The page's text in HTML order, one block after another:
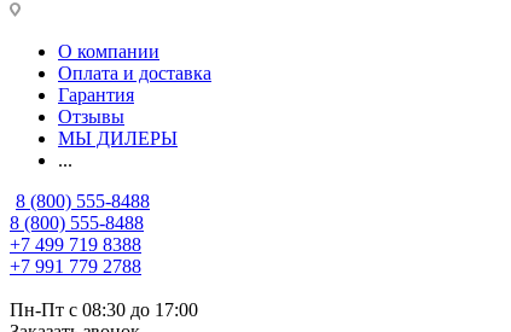
О компании
Оплата и доставка
Гарантия
Отзывы
МЫ ДИЛЕРЫ
...
8 (800) 555-8488
8 (800) 555-8488
+7 499 719 8388
+7 991 779 2788
Пн-Пт с 08:30 до 17:00